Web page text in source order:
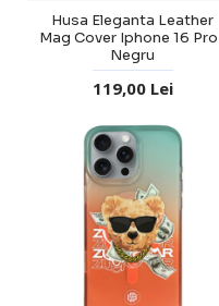
Husa Eleganta Leather
Mag Cover Iphone 16
Negru
119,00 Lei